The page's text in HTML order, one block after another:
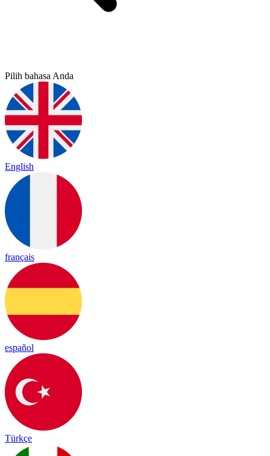
Pilih bahasa Anda
English
français
español
Türkçe